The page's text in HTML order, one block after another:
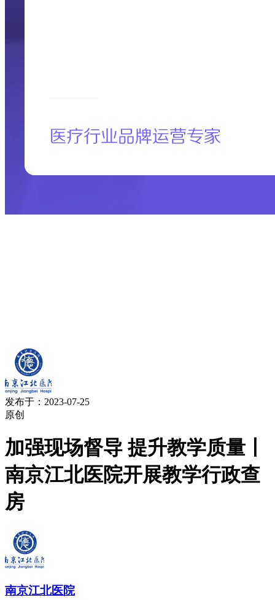
发布于：2023-07-25
原创
加强现场督导 提升教学质量丨
南京江北医院开展教学行政查
房
南京江北医院